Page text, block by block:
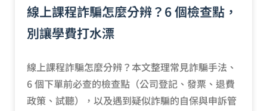
線上課程詐騙怎麼分辨？6 個檢查點，
別讓學費打水漂
線上課程詐騙怎麼分辨？本文整理常見詐騙手法、
6 個下單前必查的檢查點（公司登記、發票、退費
政策、試聽），以及遇到疑似詐騙的自保與申訴管